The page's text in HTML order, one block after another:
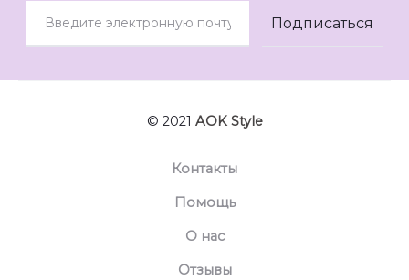
© 2021 AOK Style
Контакты
Помощь
О нас
Отзывы